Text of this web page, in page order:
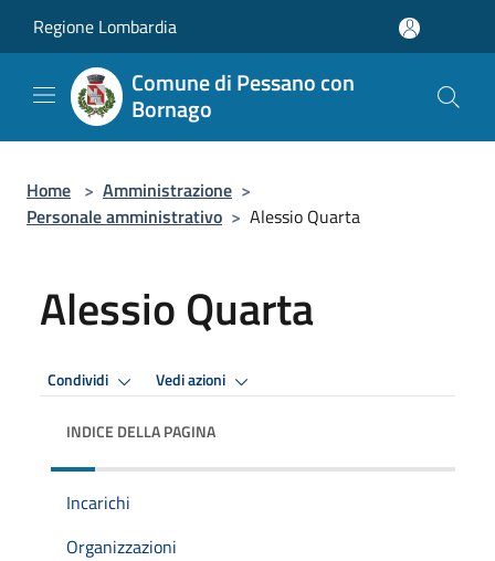
Regione Lombardia
Comune di Pessano con
Bornago
Home > Amministrazione >
Personale amministrativo > Alessio Quarta
Alessio Quarta
Condividi Vedi azioni
INDICE DELLA PAGINA
Incarichi
Organizzazioni